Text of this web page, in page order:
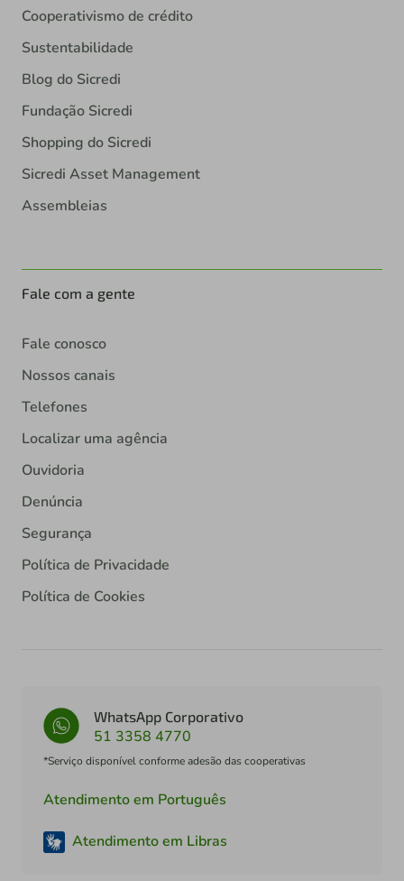
Cooperativismo de crédito
Sustentabilidade
Blog do Sicredi
Fundação Sicredi
Shopping do Sicredi
Sicredi Asset Management
Assembleias
Fale com a gente
Fale conosco
Nossos canais
Telefones
Localizar uma agência
Ouvidoria
Denúncia
Segurança
Política de Privacidade
Política de Cookies
WhatsApp Corporativo
51 3358 4770
*Serviço disponível conforme adesão das cooperativas
Atendimento em Português
Atendimento em Libras